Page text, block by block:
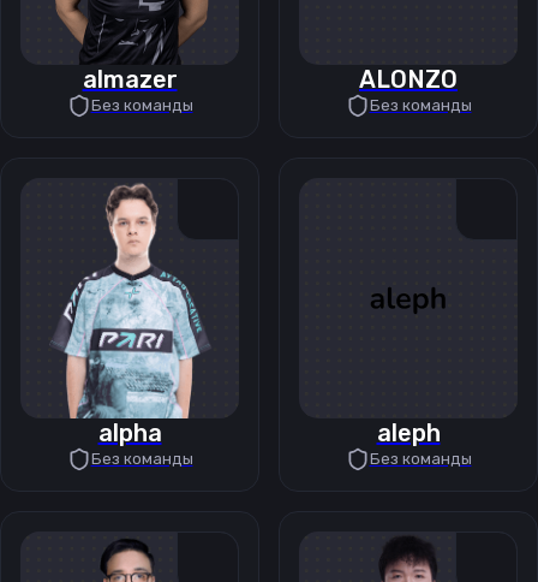
almazer
Без команды
ALONZO
Без команды
alpha
Без команды
aleph
Без команды